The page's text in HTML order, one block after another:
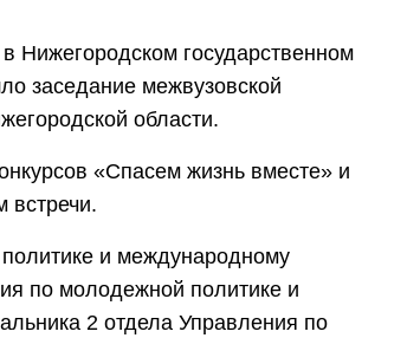
Нижегородском государственном
заседание межвузовской
области.
«Спасем жизнь вместе» и
встречи.
и международному
по молодежной политике и
2 отдела Управления по